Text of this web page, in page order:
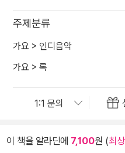
주제분류
가요 > 인디음악
가요 > 록
이 책을 알라딘에 7,100원 (최상